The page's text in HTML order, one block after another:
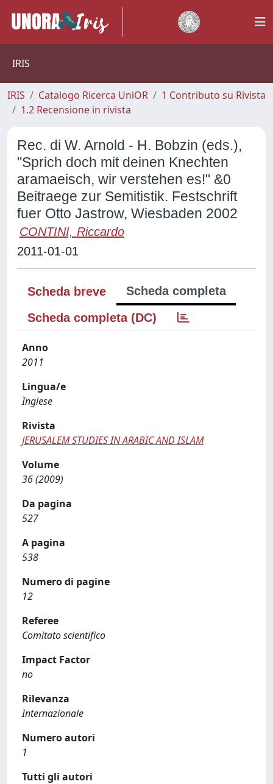
IRIS
IRIS Catalogo Ricerca UniOR
1 Contributo su Rivista
1.2 Recensione in rivista
Rec. di W. Arnold - H. Bobzin (eds.),
"Sprich doch mit deinen Knechten
aramaeisch, wir verstehen es!" &0
Beitraege zur Semitistik. Festschrift
fuer Otto Jastrow, Wiesbaden 2002
CONTINI, Riccardo
2011-01-01
Scheda breve
Scheda completa
Scheda completa (DC)
Anno
2011
Lingua/e
Inglese
Rivista
JERUSALEM STUDIES IN ARABIC AND ISLAM
Volume
36 (2009)
Da pagina
527
A pagina
538
Numero di pagine
12
Referee
Comitato scientifico
Impact Factor
no
Rilevanza
Internazionale
Numero autori
1
Tutti gli autori